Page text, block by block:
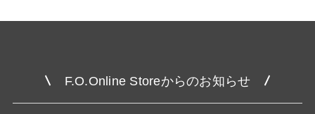
F.O.Online Storeからのお知らせ